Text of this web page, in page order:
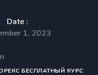
Date :
1, 2023
БЕСПЛАТНЫЙ КУРС